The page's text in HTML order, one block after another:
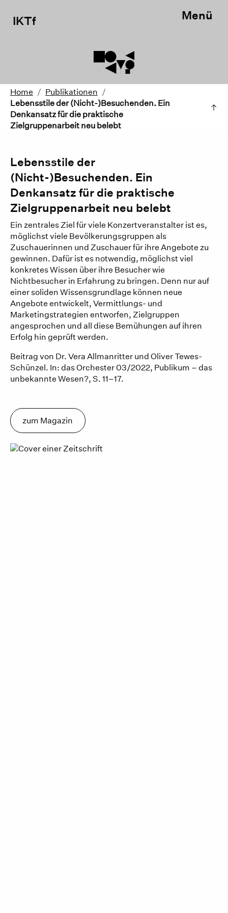
IKTf Menü
Home / Publikationen /
Lebensstile der (Nicht-)Besuchenden. Ein
Denkansatz für die praktische
Zielgruppenarbeit neu belebt
Lebensstile der
(Nicht-)Besuchenden. Ein
Denkansatz für die praktische
Zielgruppenarbeit neu belebt
Ein zentrales Ziel für viele Konzertveranstalter ist es,
möglichst viele Bevölkerungsgruppen als
Zuschauerinnen und Zuschauer für ihre Angebote zu
gewinnen. Dafür ist es notwendig, möglichst viel
konkretes Wissen über ihre Besucher wie
Nichtbesucher in Erfahrung zu bringen. Denn nur auf
einer soliden Wissensgrundlage können neue
Angebote entwickelt, Vermittlungs- und
Marketingstrategien entworfen, Zielgruppen
angesprochen und all diese Bemühungen auf ihren
Erfolg hin geprüft werden.
Beitrag von Dr. Vera Allmanritter und Oliver Tewes-
Schünzel. In: das Orchester 03/2022, Publikum – das
unbekannte Wesen?, S. 11–17.
zum Magazin